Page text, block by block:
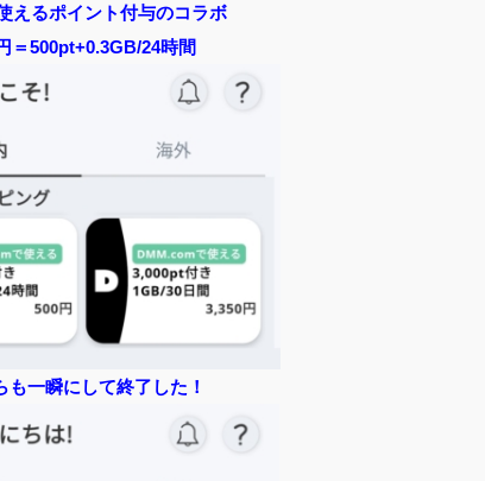
えるポイント付与のコラボ
＝500pt+0.3GB/24時間
も一瞬にして終了した！